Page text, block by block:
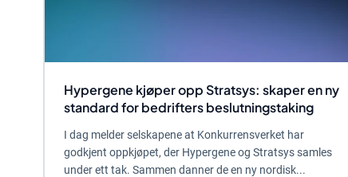
Hypergene kjøper opp Stratsys: skaper en ny
standard for bedrifters beslutningstaking
I dag melder selskapene at Konkurrensverket har
godkjent oppkjøpet, der Hypergene og Stratsys samles
under ett tak. Sammen danner de en ny nordisk...